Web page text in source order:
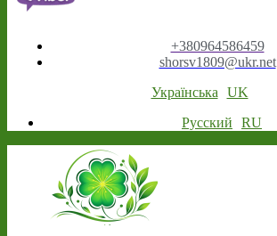
+380964586459
shorsv1809@ukr.net
Українська
UK
Русский
RU